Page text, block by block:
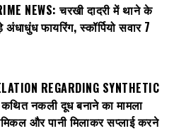
NEWS: चरखी दादरी में थाने के
फायरिंग, स्कॉर्पियो सवार 7
REGARDING SYNTHETIC
कथित नकली दूध बनाने का मामला
और पानी मिलाकर सप्लाई करने